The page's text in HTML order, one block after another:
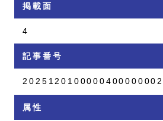
掲載面
4
記事番号
2025120100000400000002
属性